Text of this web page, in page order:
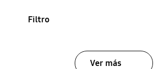
Filtro
Ver más